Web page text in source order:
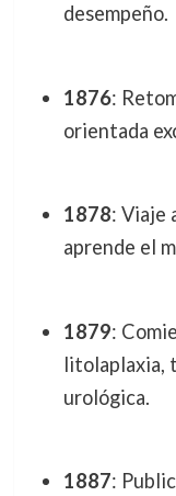
desempeño.
1876:
orientada
1878: Viaje
aprende el
1879:
litolaplaxia,
urológica.
1887: